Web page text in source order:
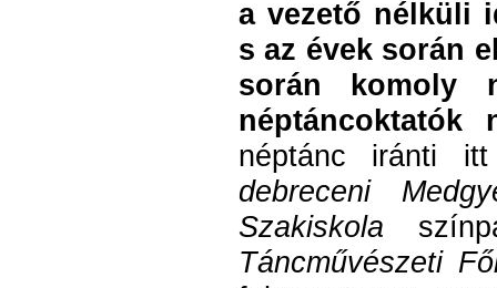
a vezető nélküli
s az évek során
során komoly
néptáncoktatók
néptánc iránti
debreceni
Szakiskola
Táncművészeti